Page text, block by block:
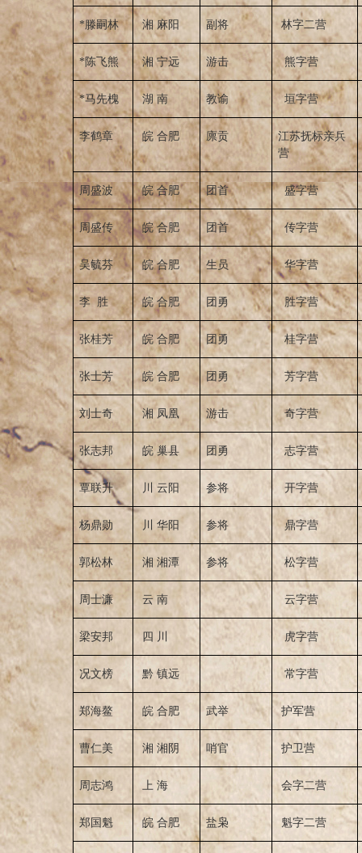
*滕嗣林 湘 麻阳 副将 林字二营
*陈飞熊 湘 宁远 游击 熊字营
*马先槐 湖 南 教谕 垣字营
李鹤章 皖 合肥 廪贡
江苏抚标亲兵
营
周盛波 皖 合肥 团首 盛字营
周盛传 皖 合肥 团首 传字营
吴毓芬 皖 合肥 生员 华字营
李 胜 皖 合肥 团勇 胜字营
张桂芳 皖 合肥 团勇 桂字营
张士芳 皖 合肥 团勇 芳字营
刘士奇 湘 凤凰 游击 奇字营
张志邦 皖 巢县 团勇 志字营
覃联升 川 云阳 参将 开字营
杨鼎勋 川 华阳 参将 鼎字营
郭松林 湘 湘潭 参将 松字营
周士濂 云 南 云字营
梁安邦 四 川 虎字营
况文榜 黔 镇远 常字营
郑海鳌 皖 合肥 武举 护军营
曹仁美 湘 湘阴 哨官 护卫营
周志鸿 上 海 会字二营
郑国魁 皖 合肥 盐枭 魁字二营